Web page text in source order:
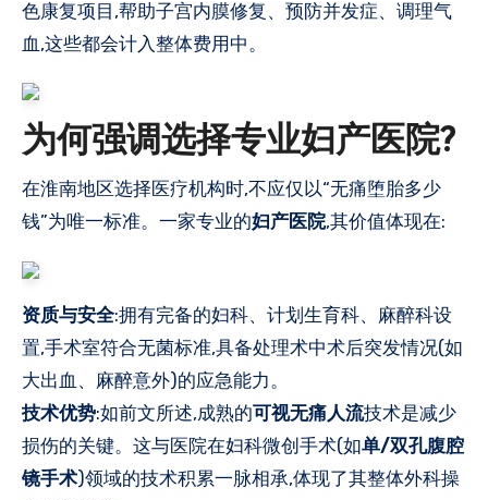
色康复项目,帮助子宫内膜修复、预防并发症、调理气
血,这些都会计入整体费用中。
为何强调选择专业妇产医院?
在淮南地区选择医疗机构时,不应仅以“无痛堕胎多少
钱”为唯一标准。一家专业的妇产医院,其价值体现在:
资质与安全:拥有完备的妇科、计划生育科、麻醉科设
置,手术室符合无菌标准,具备处理术中术后突发情况(如
大出血、麻醉意外)的应急能力。
技术优势:如前文所述,成熟的可视无痛人流技术是减少
损伤的关键。这与医院在妇科微创手术(如单/双孔腹腔
镜手术)领域的技术积累一脉相承,体现了其整体外科操